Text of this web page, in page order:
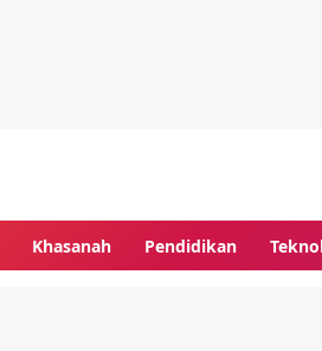
Khasanah Pendidikan